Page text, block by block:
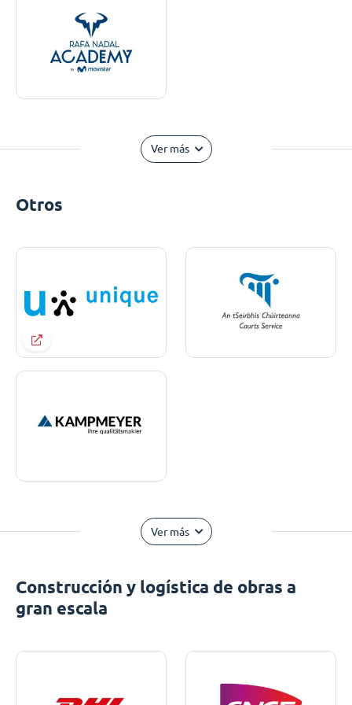
Ver más
Otros
Ver más
Construcción y logística de obras a
gran escala